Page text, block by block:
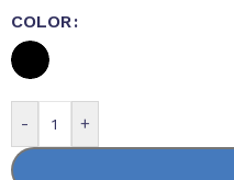
COLOR
- +